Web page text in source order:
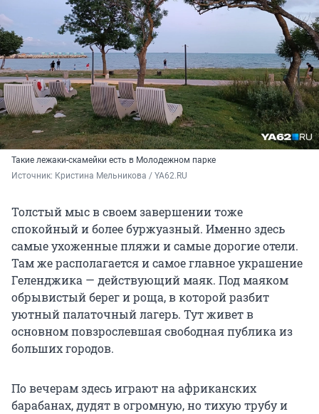
Такие лежаки-скамейки есть в Молодежном парке
Источник: Кристина Мельникова / YA62.RU
Толстый мыс в своем завершении тоже
спокойный и более буржуазный. Именно здесь
самые ухоженные пляжи и самые дорогие отели.
Там же располагается и самое главное украшение
Геленджика — действующий маяк. Под маяком
обрывистый берег и роща, в которой разбит
уютный палаточный лагерь. Тут живет в
основном повзрослевшая свободная публика из
больших городов.
По вечерам здесь играют на африканских
барабанах, дудят в огромную, но тихую трубу и